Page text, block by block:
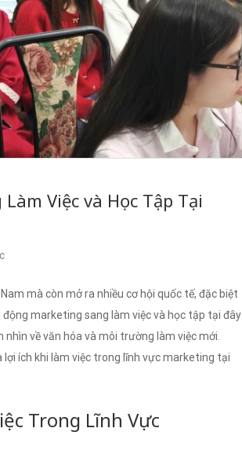
Việc và Học Tập Tại
mà còn mở ra nhiều cơ hội quốc tế, đặc biệt
động marketing sang làm việc và học tập tại đây
về văn hóa và môi trường làm việc mới.
lợi ích khi làm việc trong lĩnh vực marketing tại
Trong Lĩnh Vực